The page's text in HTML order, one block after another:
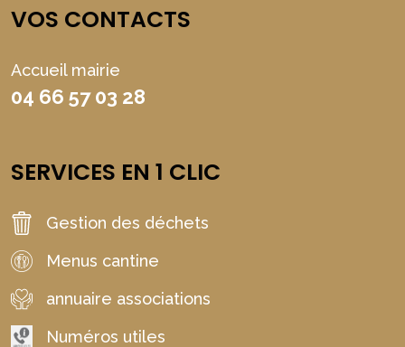
VOS CONTACTS
Accueil mairie
04 66 57 03 28
SERVICES EN 1 CLIC
Gestion des déchets
Menus cantine
annuaire associations
Numéros utiles